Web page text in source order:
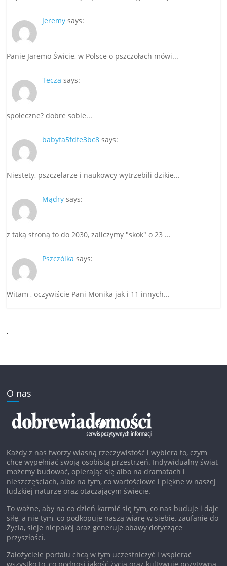
Jeremy says:
Panie Jaremo Świcie, w Polsce o pszczołach mówi...
Tecza says:
społeczne? dobre sobie...
babyfa5fdfe3bc8 says:
Niestety, pszczelarze i naukowcy wytrzebili dzikie...
Mądry says:
z taką stroną to do 2030, zaliczymy "skok" o 23 ...
Pszczólka says:
Witam , oczywiście Pani Monika jak i 11 innych...
.
O nas
Każdy z nas tworzy własną rzeczywistość i wybiera to, czym
chce wypełniać swoją osobistą przestrzeń. Indywidualny świat
możemy budować, opierając się albo na dramatach i
nieszczęściach, albo na tym, co wartościowe i piękne w naszej
ludzkiej naturze oraz otaczającym świecie.
To ważne, aby na co dzień karmić się tym, co nas buduje i daje
siłę, a nie tym, co podkopuje naszą wiarę w siebie, zaufanie do
Życia, sieje niepokój oraz generuje obawy dotyczące
przyszłości.
Założyciele portalu chcą w tym uczestniczyć i wspierać